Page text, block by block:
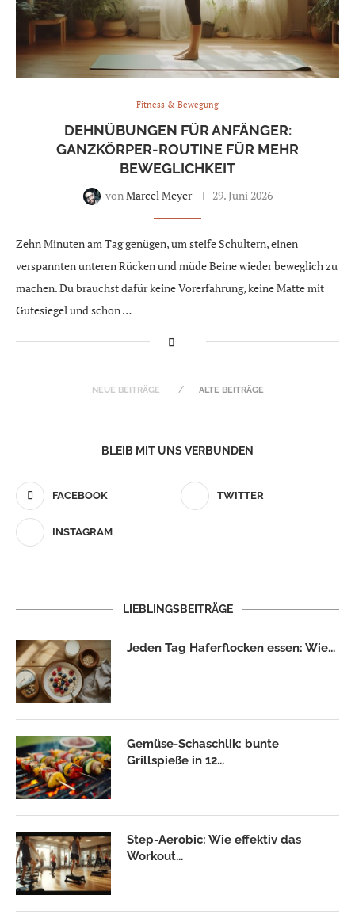
Fitness & Bewegung
DEHNÜBUNGEN FÜR ANFÄNGER:
GANZKÖRPER-ROUTINE FÜR MEHR
BEWEGLICHKEIT
von Marcel Meyer 29. Juni 2026
Zehn Minuten am Tag genügen, um steife Schultern, einen
verspannten unteren Rücken und müde Beine wieder beweglich zu
machen. Du brauchst dafür keine Vorerfahrung, keine Matte mit
Gütesiegel und schon …
NEUE BEITRÄGE ALTE BEITRÄGE
BLEIB MIT UNS VERBUNDEN
FACEBOOK TWITTER
INSTAGRAM
LIEBLINGSBEITRÄGE
Jeden Tag Haferflocken essen: Wie...
Gemüse-Schaschlik: bunte
Grillspieße in 12...
Step-Aerobic: Wie effektiv das
Workout...